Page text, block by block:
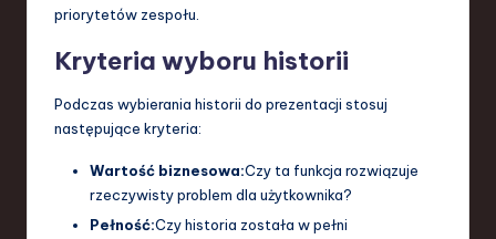
priorytetów zespołu.
Kryteria wyboru historii
Podczas wybierania historii do prezentacji stosuj
następujące kryteria:
Wartość biznesowa:Czy ta funkcja rozwiązuje
rzeczywisty problem dla użytkownika?
Pełność:Czy historia została w pełni